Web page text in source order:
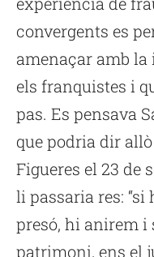
convergents es
amenaçar amb
els franquistes i
pas. Es pensava
que podria dir
Figueres el 23 de
li passaria res: “si
presó, hi anirem i
patrimoni, ens el